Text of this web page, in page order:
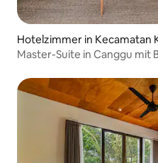
Hotelzimmer in Kecamatan
Master-Suite in Canggu mit